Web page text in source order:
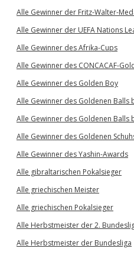
Alle Gewinner der Fritz-Walter-
Alle Gewinner der UEFA Nations
Alle Gewinner des Afrika-Cups
Alle Gewinner des CONCACAF-
Alle Gewinner des Golden Boy
Alle Gewinner des Goldenen Balls
Alle Gewinner des Goldenen Balls
Alle Gewinner des Goldenen
Alle Gewinner des Yashin-Awards
Alle gibraltarischen Pokalsieger
Alle griechischen Meister
Alle griechischen Pokalsieger
Alle Herbstmeister der 2.
Alle Herbstmeister der Bundesliga